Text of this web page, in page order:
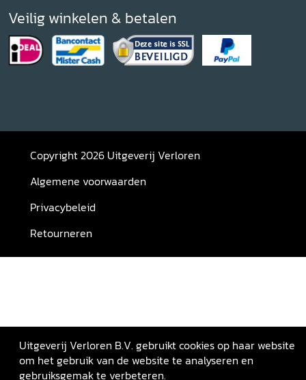
Veilig winkelen & betalen
Copyright 2026 Uitgeverij Verloren
Algemene voorwaarden
Privacybeleid
Retourneren
Uitgeverij Verloren B.V. gebruikt cookies op haar website
om het gebruik van de website te analyseren en
gebruiksgemak te verbeteren.